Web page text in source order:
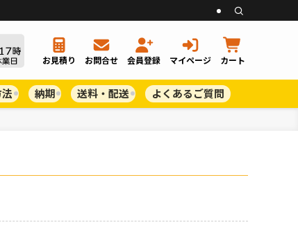
お見積り お問合せ 会員登録 マイページ カート
納期 送料・配送 よくあるご質問